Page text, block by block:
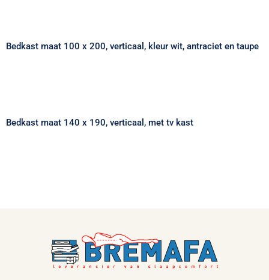
Bedkast maat 100 x 200, verticaal, kleur wit, antraciet en taupe
Bedkast maat 140 x 190, verticaal, met tv kast